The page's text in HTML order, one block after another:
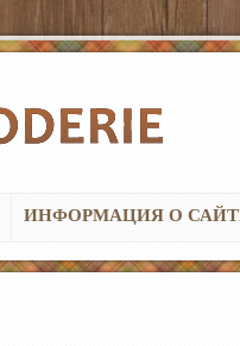
ИНФОРМАЦИЯ О